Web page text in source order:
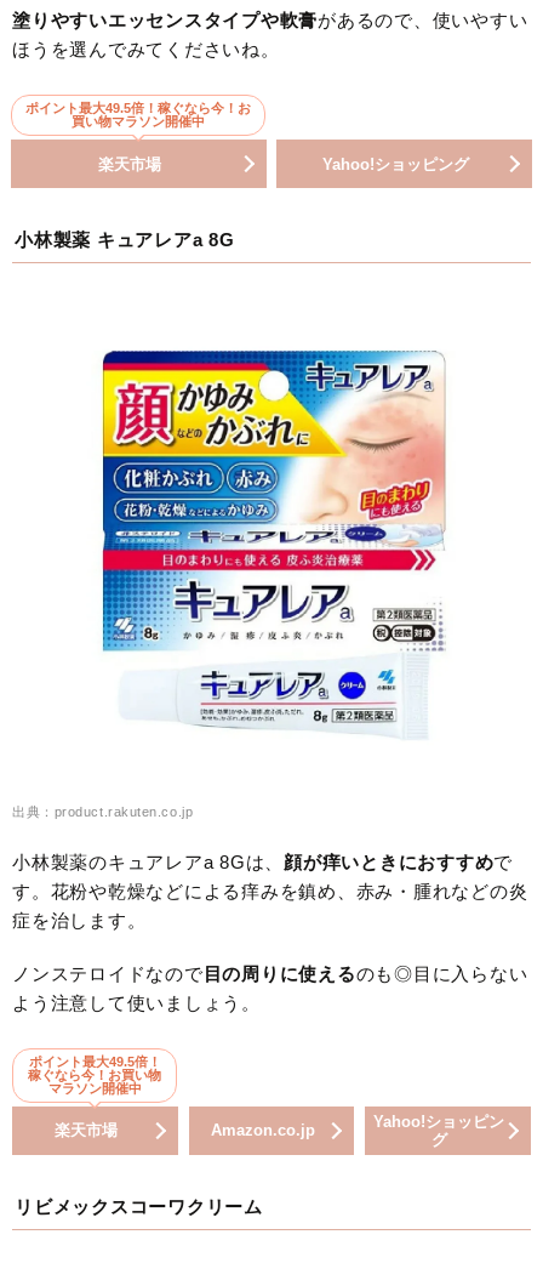
塗りやすいエッセンスタイプや軟膏があるので、使いやすい
ほうを選んでみてくださいね。
ポイント最大49.5倍！稼ぐなら今！お
買い物マラソン開催中
楽天市場 Yahoo!ショッピング
小林製薬 キュアレアa 8G
出典：product.rakuten.co.jp
小林製薬のキュアレアa 8Gは、 顔が痒いときにおすすめで
す。花粉や乾燥などによる痒みを鎮め、赤み・腫れなどの炎
症を治します。
ノンステロイドなので 目の周りに使えるのも◎目に入らない
よう注意して使いましょう。
ポイント最大49.5倍！
稼ぐなら今！お買い物
マラソン開催中
楽天市場 Amazon.co.jp
Yahoo!ショッピン
グ
リビメックスコーワクリーム